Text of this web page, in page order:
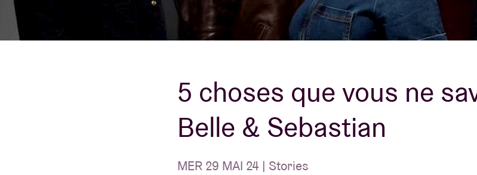
AB ❤ you
À
5 choses que vous ne
Belle & Sebastian
MER 29 MAI 24 | Stories